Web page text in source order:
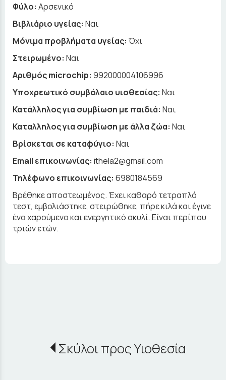
Φύλο: Αρσενικό
Βιβλιάριο υγείας: Ναι
Μόνιμα προβλήματα υγείας: Όχι
Στειρωμένο: Ναι
Αριθμός microchip: 992000004106996
Υποχρεωτικό συμβόλαιο υιοθεσίας: Ναι
Κατάλληλος για συμβίωση με παιδιά: Ναι
Καταλληλος για συμβίωση με άλλα ζώα: Ναι
Βρίσκεται σε καταφύγιο: Ναι
Email επικοινωνίας: ithela2@gmail.com
Τηλέφωνο επικοινωνίας: 6980184569
Βρέθηκε αποστεωμένος. Έχει καθαρό τετραπλό
τεστ, εμβολιάστηκε, στειρώθηκε, πήρε κιλά και έγινε
ένα χαρούμενο και ενεργητικό σκυλί. Είναι περίπου
τριών ετών.
Σκύλοι προς Υιοθεσία